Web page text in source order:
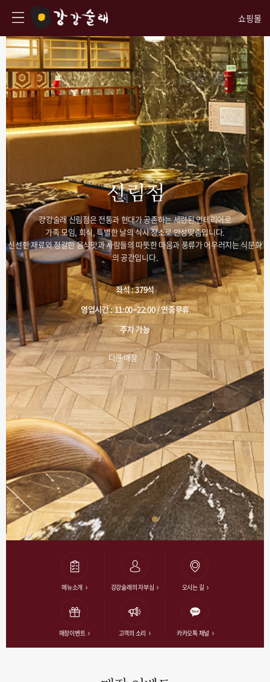
쇼핑몰
신림점
강강술래 신림점은 전통과 현대가 공존하는 세련된 인테리어로
가족 모임, 회식, 특별한 날의 식사 장소로 안성맞춤입니다.
신선한 재료와 정갈한 음식맛과 사람들의 따뜻한 마음과 풍류가 어우러지는 식문화
의 공간입니다.
좌석 : 379석
영업시간 : 11:00~22:00 / 연중무휴
주차 가능
다른 매장
메뉴소개 강강술래의 자부심 오시는 길
매장이벤트 고객의 소리 카카오톡 채널